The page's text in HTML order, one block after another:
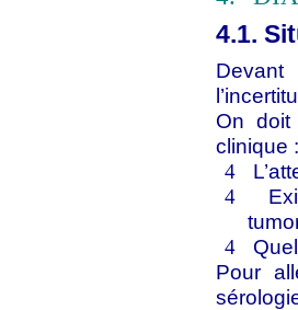
4.1.
On
clinique :
4
4
4
Pour